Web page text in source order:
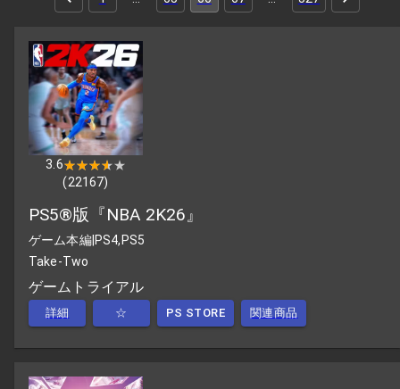
3.6★★★★★
★★★★★
(22167)
PS5®版『NBA 2K26』
ゲーム本編|PS4,PS5
Take-Two
ゲームトライアル
詳細 ☆ PS STORE 関連商品